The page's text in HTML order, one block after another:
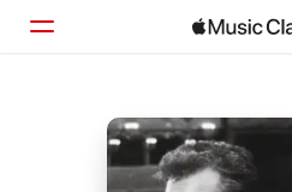
Início
Explorar